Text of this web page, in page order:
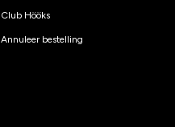
Club Hööks
Annuleer bestelling